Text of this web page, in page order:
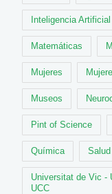
Inteligencia
Matemáticas
Mujeres
Museos
Pint of Science
Química Salud
Universitat de Vic -
UCC